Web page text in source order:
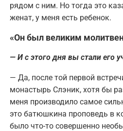
рядом с ним. Но тогда это
женат, у меня есть ребенок.
«Он был великим
— И с этого дня вы стали его
— Да, после той первой
монастырь Слэник, хотя бы
меня производило самое
это батюшкина проповедь в
было что-то совершенно